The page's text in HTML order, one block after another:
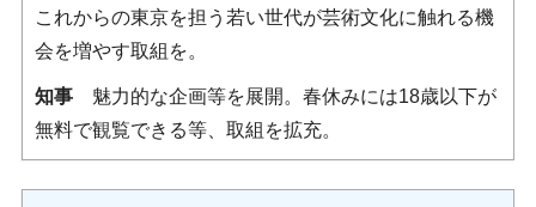
これからの東京を担う若い世代が芸術文化に触れる機
会を増やす取組を。
知事魅力的な企画等を展開。春休みには18歳以下が
無料で観覧できる等、取組を拡充。